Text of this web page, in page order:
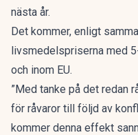
nästa år.
Det kommer, enligt
livsmedelspriserna med
och inom EU.
”Med tanke på det redan
för råvaror till följd av
kommer denna effekt